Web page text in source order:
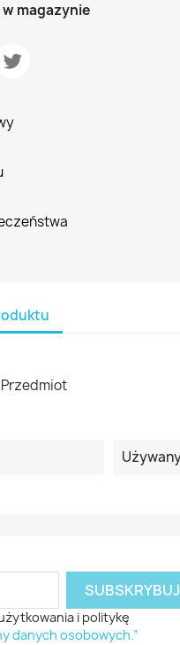
magazynie
Przedmiot
i politykę
danych osobowych.”